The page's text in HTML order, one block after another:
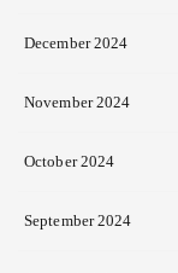
December 2024
November 2024
October 2024
September 2024